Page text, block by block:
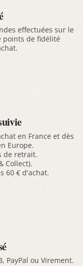
effectuées sur le
points de fidélité
en France et dès
Europe.
de retrait.
Collect).
60 € d'achat.
PayPal ou Virement.